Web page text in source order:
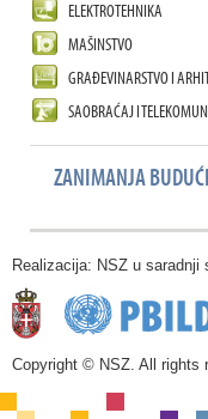
ELEKTROTEHNIKA
MAŠINSTVO
GRAĐEVINARSTVO I
SAOBRAĆAJ I
ZANIMANJA
Realizacija: NSZ u saradnji
Copyright © NSZ. All rights